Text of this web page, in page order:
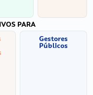
PARA
Gestores
Públicos